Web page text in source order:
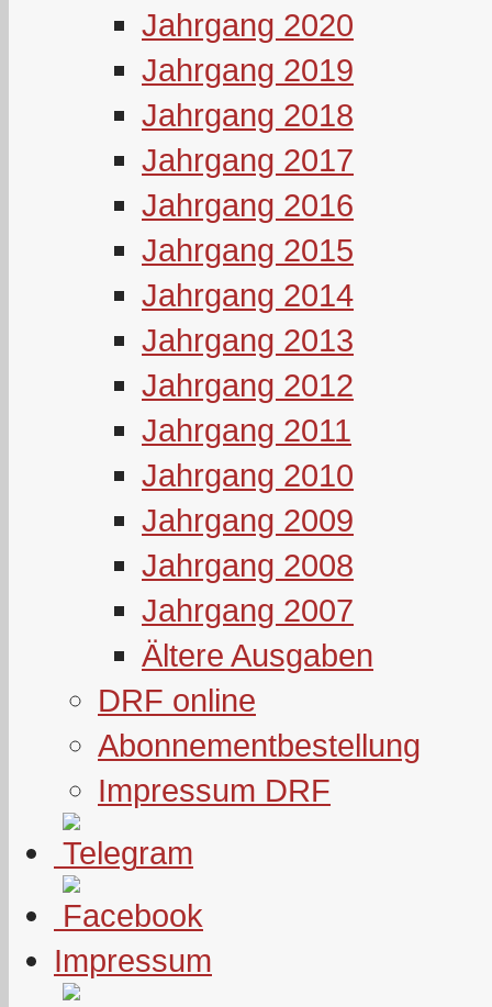
Jahrgang 2020
Jahrgang 2019
Jahrgang 2018
Jahrgang 2017
Jahrgang 2016
Jahrgang 2015
Jahrgang 2014
Jahrgang 2013
Jahrgang 2012
Jahrgang 2011
Jahrgang 2010
Jahrgang 2009
Jahrgang 2008
Jahrgang 2007
Ältere Ausgaben
DRF online
Abonnementbestellung
Impressum DRF
Impressum